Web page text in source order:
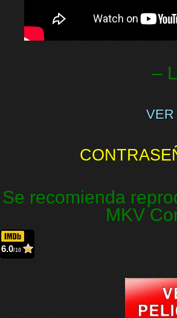
–
VER
Se recomienda
MKV
6.0/10